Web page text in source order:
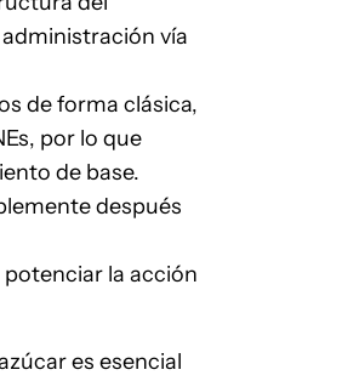
vía
de forma clásica,
por lo que
de base.
después
la acción
es esencial